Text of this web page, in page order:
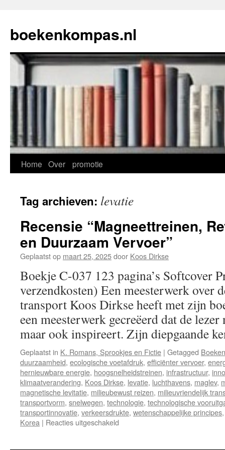
de
inhoud
boekenkompas.nl
Home Over promotie
Tag archieven: levatie
Recensie “Magneettreinen,
en Duurzaam Vervoer”
Geplaatst op maart 25, 2025door Koos Dirkse
Boekje C-037 123 pagina’s Softcover
verzendkosten) Een meesterwerk over
transport Koos Dirkse heeft met zijn
een meesterwerk gecreëerd dat de
maar ook inspireert. Zijn diepgaande
Geplaatst in K. Romans, Sprookjes en Fictie | Getagged
duurzaamheid, ecologische voetafdruk, efficiënter vervoer,
hernieuwbare energie, hoogsnelheidstreinen, infrastructuur,
klimaatverandering, Koos Dirkse, levatie, luchthavens, maglev,
magnetische levitatie, milieubewust reizen, milieuvriendelijk
transportvorm, snelwegen, technologie, technologische
transportinnovatie, verkeersdrukte, wetenschappelijke principes
Korea | Reacties uitgeschakeld